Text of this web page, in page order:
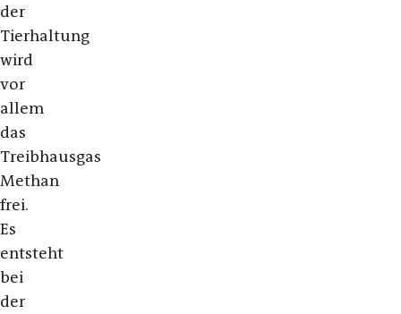
der
Tierhaltung
wird
vor
allem
das
Treibhausgas
Methan
frei.
Es
entsteht
bei
der